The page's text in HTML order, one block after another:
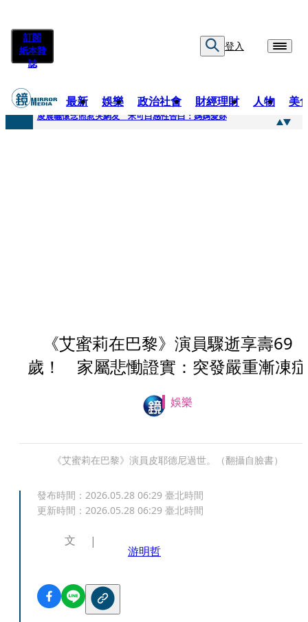
訂閱
紙本雜
誌
登入
最新 娛樂 政治社會 財經理財 人物 美
快訊
凌晨曬懷念照惹哭網友 米可白感性告白：媽媽愛妳
《艾蜜莉在巴黎》演員驟逝享壽69
歲！ 家屬悲慟證實：突發嚴重漸凍症
娛樂
《艾蜜莉在巴黎》演員皮耶德尼過世。（翻攝自臉書）
發布時間： 2026.05.28 06:29 臺北時間
更新時間： 2026.05.28 06:29 臺北時間
文
游明哲